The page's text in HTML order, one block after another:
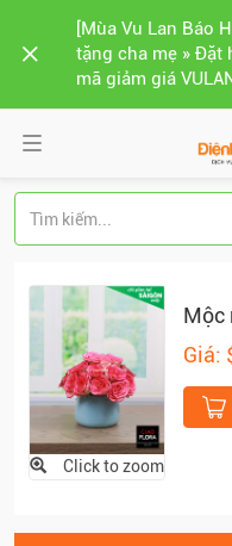
[Mùa Vu Lan Báo
tặng cha mẹ » Đặt
mã giảm giá
Click to zoom
Mộc
Giá: